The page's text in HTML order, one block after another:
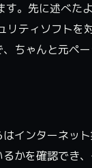
。先に述べた
ティソフトを
ちゃんと元ペ
インターネッ
かを確認でき